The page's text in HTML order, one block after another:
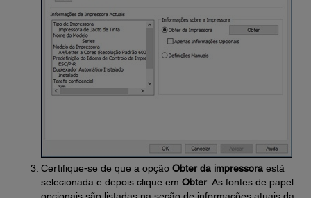
Certifique-se de que a opção Obter da impressora está
selecionada e depois clique em Obter. As fontes de papel